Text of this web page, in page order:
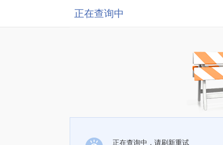
正在查询中
正在查询中，请刷新重试